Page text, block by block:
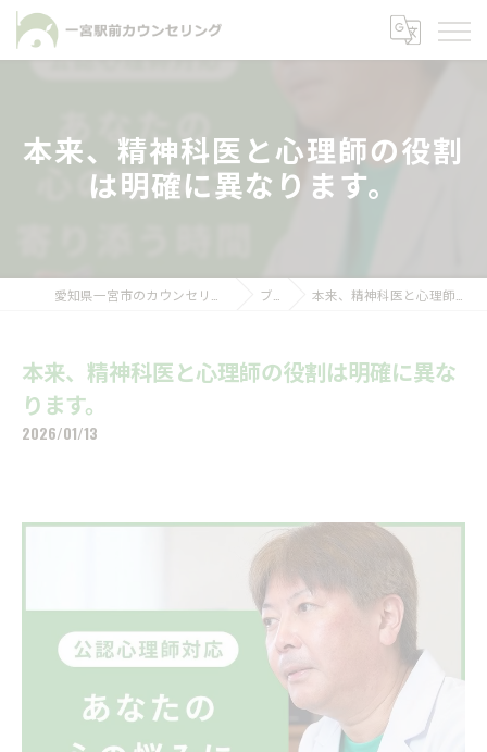
本来、精神科医と心理師の役割
は明確に異なります。
ブログ 本来、精神科医と心理師の役割は明確に異なります。
本来、精神科医と心理師の役割は明確に異な
ります。
2026/01/13